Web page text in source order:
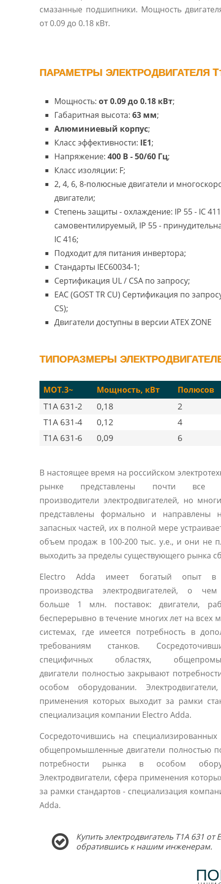
смазанные подшипники. Мощность
от 0.09 до 0.18 кВт.
ПАРАМЕТРЫ ЭЛЕКТРОДВИГАТЕЛЯ
Мощность: от 0.09 до 0.18 кВт;
Габаритная высота: 63 мм;
Алюминиевый корпус;
Класс эффективности: IE1;
Напряжение: 400 В - 50/60 Гц;
Класс изоляции: F;
2, 4, 6, 8-полюсные двигатели и
двигатели;
Степень защиты - охлаждение: IP 55 - IC 411
самовентилируемый, IP 55 -
IC 416;
Подходит для питания инвертора;
Стандарты IEC60034-1;
Сертификация UL / CSA по запросу;
EAC (GOST TR CU) Сертификация по
CS);
Двигатели доступны в версии ATEX ZONE
ТИПОРАЗМЕРЫ
MOT.3~ Мощность, кВт Полюсов
T1A 631-2 0,18
2
T1A 631-4
0,12
4
T1A 631-6
0,09 6
В настоящее время на российском
рынке представлены почти все
производители электродвигателей, но
представлены формально и направлены
запасных частей, их в полной мере
объем продаж в 100-200 тыс. у.е., и они не
выходить за пределы существующего рынка
Electro Adda имеет богатый опыт в
производства электродвигателей, о
больше 1 млн. поставок: двигатели,
бесперерывно в течение многих лет на всех
системах, где имеется потребность в
требованиям станков.
специфичных областях,
двигатели полностью закрывают
особом оборудовании.
применения которых выходит за рамки
специализация компании Electro Adda.
Сосредоточившись на специализированных
общепромышленные двигатели полностью
потребности рынка в особом
Электродвигатели, сфера применения
за рамки стандартов - специализация
Adda.
Купить электродвигатель T1A 631
обратившись к нашим инженерам.